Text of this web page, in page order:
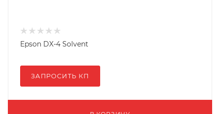
Epson DX-4 Solvent
ЗАПРОСИТЬ КП